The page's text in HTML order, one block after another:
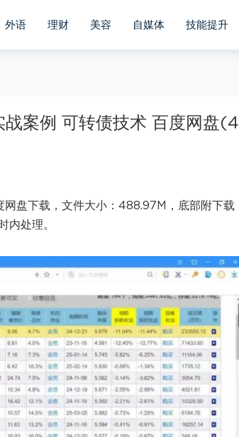
外语 理财 美容 自媒体 技能提升
战案例 可转债技术 百度网盘(4
网盘下载，文件大小：488.97M，底部附下载
内处理。